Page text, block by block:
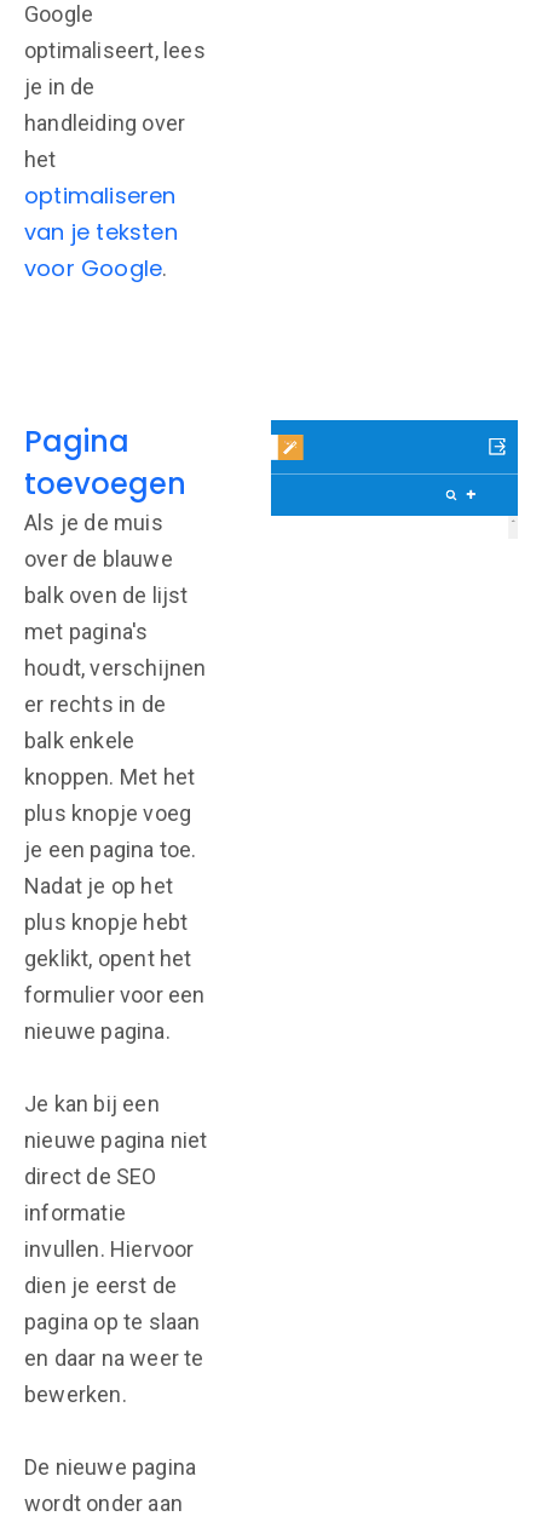
Google
optimaliseert, lees
je in de
handleiding over
het
optimaliseren
van je teksten
voor Google.
Pagina
toevoegen
Als je de muis
over de blauwe
balk oven de lijst
met pagina's
houdt, verschijnen
er rechts in de
balk enkele
knoppen. Met het
plus knopje voeg
je een pagina toe.
Nadat je op het
plus knopje hebt
geklikt, opent het
formulier voor een
nieuwe pagina.
Je kan bij een
nieuwe pagina niet
direct de SEO
informatie
invullen. Hiervoor
dien je eerst de
pagina op te slaan
en daar na weer te
bewerken.
De nieuwe pagina
wordt onder aan